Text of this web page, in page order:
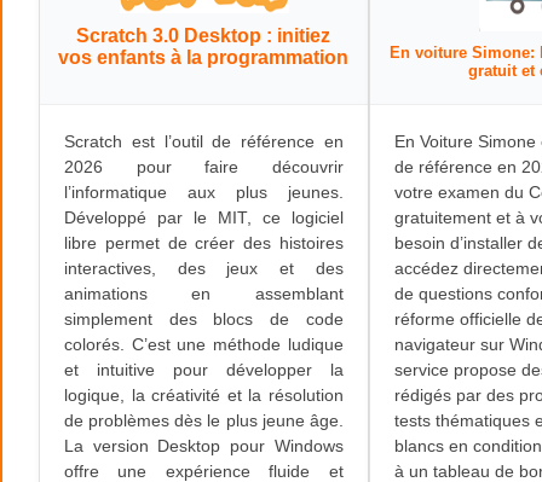
Scratch 3.0 Desktop : initiez
vos enfants à la programmation
Scratch est l’outil de référence en
2026 pour faire découvrir
l’informatique aux plus jeunes.
Développé par le MIT, ce logiciel
libre permet de créer des histoires
interactives, des jeux et des
animations en assemblant
simplement des blocs de code
colorés. C’est une méthode ludique
et intuitive pour développer la
logique, la créativité et la résolution
de problèmes dès le plus jeune âge.
La version Desktop pour Windows
offre une expérience fluide et
En voiture Simone:
gratuit et
En Voiture
de référence en
votre examen du
gratuitement et à
besoin d’installer
accédez
de questions
réforme officielle
navigateur sur
service propose
rédigés par des
tests thématiques
blancs en
à un tableau de